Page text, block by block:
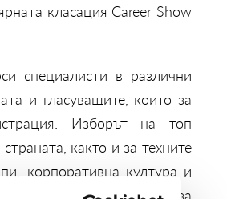
класация Career Show
специалисти в различни
и гласуващите, които за
Изборът на топ
както и за техните
корпоративна култура и
които са пример за